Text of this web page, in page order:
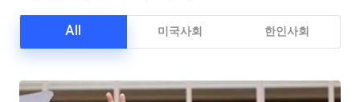
All 미국사회 한인사회